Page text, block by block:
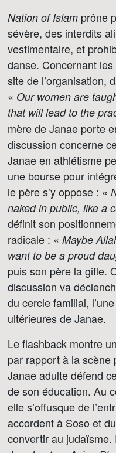
Nation of Islam prône
sévère, des interdits
vestimentaire, et
danse. Concernant
site de l’organisation,
« Our women are
that will lead to the
mère de Janae porte
discussion concerne
Janae en athlétisme
une bourse pour
le père s’y oppose : «
naked in public, like a
définit son
radicale : « Maybe
want to be a proud
puis son père la gifle.
discussion va
du cercle familial,
ultérieures de Janae.
Le flashback montre
par rapport à la scène
Janae adulte défend
de son éducation. Au
elle s’offusque de
accordent à Soso et
convertir au judaïsme.